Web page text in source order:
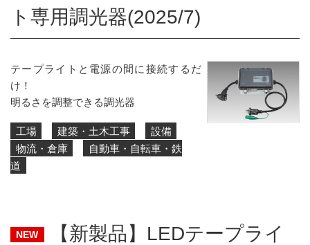
ト専用調光器(2025/7)
テープライトと電源の間に接続するだ
け！
明るさを調整できる調光器
工場 建築・土木工事
設備
物流・倉庫
自動車・自転車・鉄
道
NEW
【新製品】LEDテープライ